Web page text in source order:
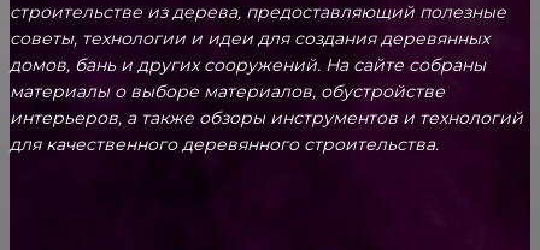
строительстве из дерева, предоставляющий полезные
советы, технологии и идеи для создания деревянных
домов, бань и других сооружений. На сайте собраны
материалы о выборе материалов, обустройстве
интерьеров, а также обзоры инструментов и технологий
для качественного деревянного строительства.